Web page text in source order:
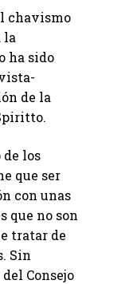
chavismo
la
ha sido
de la
los
que ser
con unas
que no son
tratar de
Sin
Consejo